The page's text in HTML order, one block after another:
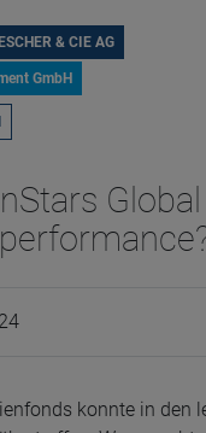
& CIE AG
GmbH
konnte in den